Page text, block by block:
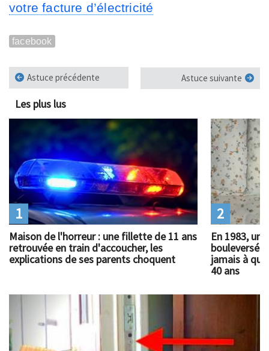
votre facture d’électricité
facebook
Astuce précédente Astuce suivante
Les plus lus
Maison de l'horreur : une fillette de 11 ans
retrouvée en train d'accoucher, les
explications de ses parents choquent
1
En 1983, un
bouleversé
jamais à
40 ans
2